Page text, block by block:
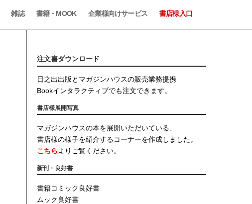
雑誌 書籍・MOOK 企業様向けサービス 書店様入口
注文書ダウンロード
日之出出版とマガジンハウスの販売業務提携
Bookインタラクティブでも注文できます。
書店様展開写真
マガジンハウスの本を展開いただいている、
書店様の様子を紹介するコーナーを作成しました。
こちらよりご覧ください。
新刊・良好書
書籍コミック良好書
ムック良好書